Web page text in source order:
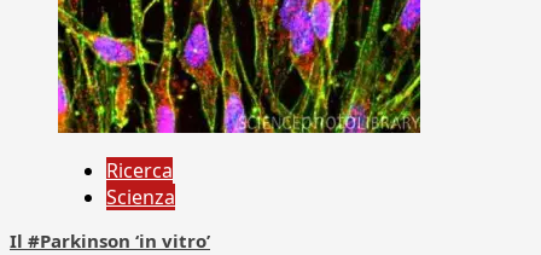
Ricerca
Scienza
Il #Parkinson ‘in vitro’